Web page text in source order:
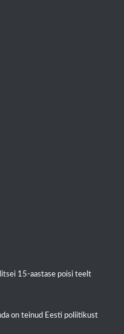
15-aastase poisi teelt
on teinud Eesti poliitikust